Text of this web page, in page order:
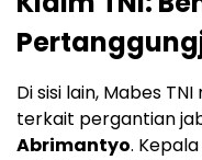
Di sisi lain, Mabes
terkait pergantian
Abrimantyo.